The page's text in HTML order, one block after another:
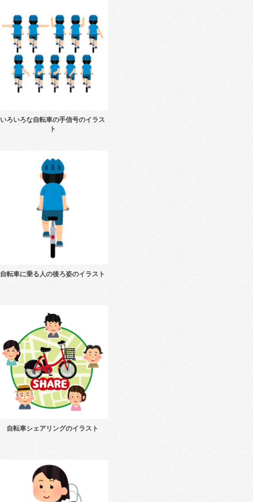
いろいろな自転車の手信号のイラス
ト
自転車に乗る人の後ろ姿のイラスト
自転車シェアリングのイラスト